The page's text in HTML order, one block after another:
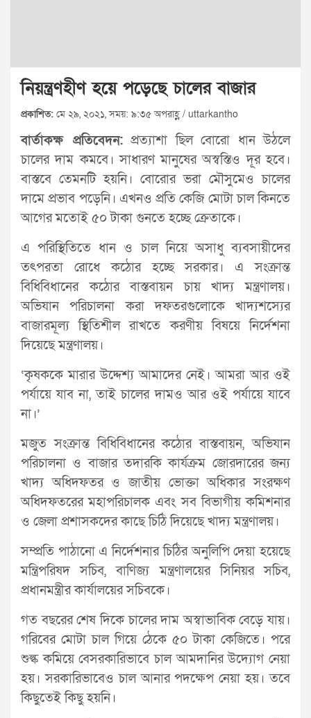
নিয়ন্ত্রণহীণ হয়ে পড়েছে চালের বাজার
প্রকাশিত: মে ২৯, ২০২১, সময়: ৯:৩৫ অপরাহ্ণ / uttarkantho
বার্তাকক্ষ প্রতিবেদন:প্রত্যাশা ছিল বোরো ধান উঠলে
চালের দাম কমবে। সাধারণ মানুষের অস্বস্তিও দূর হবে।
বাস্তবে তেমনটি হয়নি। বোরোর ভরা মৌসুমেও চালের
দামে প্রভাব পড়েনি। এখনও প্রতি কেজি মোটা চাল কিনতে
আগের মতোই ৫০ টাকা গুনতে হচ্ছে ক্রেতাকে।
এ পরিস্থিতিতে ধান ও চাল নিয়ে অসাধু ব্যবসায়ীদের
তৎপরতা রোধে কঠোর হচ্ছে সরকার। এ সংক্রান্ত
বিধিবিধানের কঠোর বাস্তবায়ন চায় খাদ্য মন্ত্রণালয়।
অভিযান পরিচালনা করা দফতরগুলোকে খাদ্যশস্যের
বাজারমূল্য স্থিতিশীল রাখতে করণীয় বিষয়ে নির্দেশনা
দিয়েছে মন্ত্রণালয়।
‘কৃষককে মারার উদ্দেশ্য আমাদের নেই। আমরা আর ওই
পর্যায়ে যাব না, তাই চালের দামও আর ওই পর্যায়ে যাবে
না।’
মজুত সংক্রান্ত বিধিবিধানের কঠোর বাস্তবায়ন, অভিযান
পরিচালনা ও বাজার তদারকি কার্যক্রম জোরদারের জন্য
খাদ্য অধিদফতর ও জাতীয় ভোক্তা অধিকার সংরক্ষণ
অধিদফতরের মহাপরিচালক এবং সব বিভাগীয় কমিশনার
ও জেলা প্রশাসকদের কাছে চিঠি দিয়েছে খাদ্য মন্ত্রণালয়।
সম্প্রতি পাঠানো এ নির্দেশনার চিঠির অনুলিপি দেয়া হয়েছে
মন্ত্রিপরিষদ সচিব, বাণিজ্য মন্ত্রণালয়ের সিনিয়র সচিব,
প্রধানমন্ত্রীর কার্যালয়ের সচিবকে।
গত বছরের শেষ দিকে চালের দাম অস্বাভাবিক বেড়ে যায়।
গরিবের মোটা চাল গিয়ে ঠেকে ৫০ টাকা কেজিতে। পরে
শুল্ক কমিয়ে বেসরকারিভাবে চাল আমদানির উদ্যোগ নেয়া
হয়। সরকারিভাবেও চাল আনার পদক্ষেপ নেয়া হয়। তবে
কিছুতেই কিছু হয়নি।